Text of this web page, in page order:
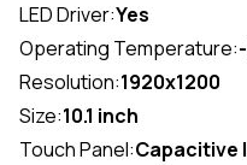
LED Driver:Yes
Operating Temperature:
Resolution:1920x1200
Size:10.1 inch
Touch Panel:Capacitive